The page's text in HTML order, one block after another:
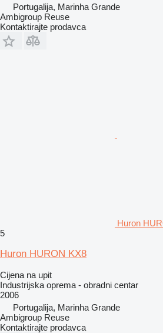
Portugalija, Marinha Grande
Ambigroup Reuse
Kontaktirajte prodavca
Huron
5
Huron HURON KX8
Cijena na upit
Industrijska oprema - obradni centar
2006
Portugalija, Marinha Grande
Ambigroup Reuse
Kontaktirajte prodavca